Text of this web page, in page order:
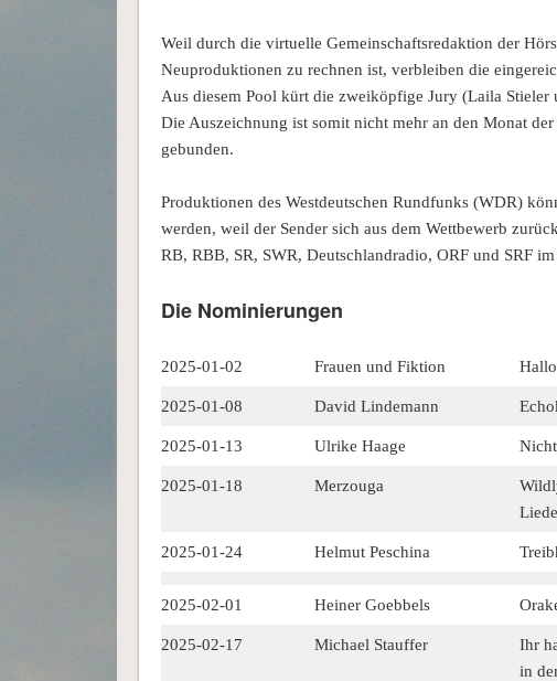
Weil durch die virtuelle Gemeinschaftsredaktion der
Neuproduktionen zu rechnen ist, verbleiben die
Aus diesem Pool kürt die zweiköpfige Jury (Laila
Die Auszeichnung ist somit nicht mehr an den Monat
gebunden.
Produktionen des Westdeutschen Rundfunks (WDR)
werden, weil der Sender sich aus dem Wettbewerb
RB, RBB, SR, SWR, Deutschlandradio, ORF und SRF
Die Nominierungen
2025-01-02 Frauen und Fiktion
2025-01-08 David Lindemann
2025-01-13 Ulrike Haage
2025-01-18 Merzouga
2025-01-24 Helmut Peschina
2025-02-01 Heiner Goebbels
2025-02-17 Michael Stauffer
Ihr
in